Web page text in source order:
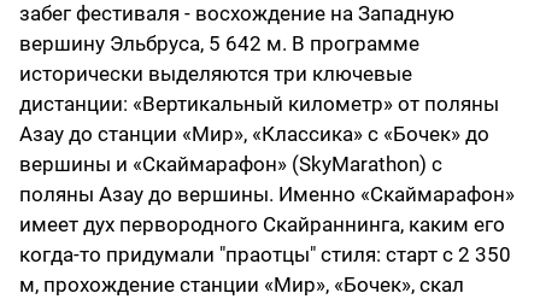
забег фестиваля - восхождение на Западную
вершину Эльбруса, 5 642 м. В программе
исторически выделяются три ключевые
дистанции: «Вертикальный километр» от поляны
Азау до станции «Мир», «Классика» с «Бочек» до
вершины и «Скаймарафон» (SkyMarathon) с
поляны Азау до вершины. Именно «Скаймарафон»
имеет дух первородного Скайраннинга, каким его
когда-то придумали "праотцы" стиля: старт с 2 350
м, прохождение станции «Мир», «Бочек», скал